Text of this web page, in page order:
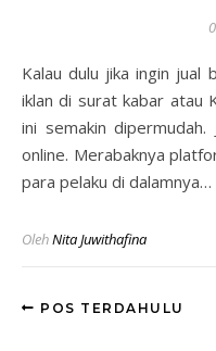
Kalau dulu jika ingin jual beli mobil bekas biasanya pasang
iklan di surat kabar atau
ini semakin dipermudah.
online. Merabaknya
para pelaku di dalamnya…
OlehNita Juwithafina
POS TERDAHULU